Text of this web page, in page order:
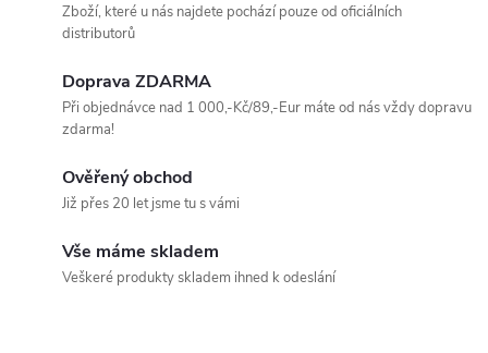
Zboží, které u nás najdete pochází pouze od oficiálních
distributorů
Doprava ZDARMA
Při objednávce nad 1 000,-Kč/89,-Eur máte od nás vždy dopravu
zdarma!
Ověřený obchod
Již přes 20 let jsme tu s vámi
Vše máme skladem
Veškeré produkty skladem ihned k odeslání